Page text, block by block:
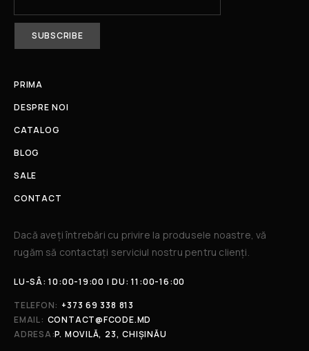
PRIMA
DESPRE NOI
CATALOG
BLOG
SALE
CONTACT
Dacă aveți întrebări cu privire la produsele noastre, vă
rugăm să contactați serviciul nostru pentru clienți.​
LU-SÂ: 10:00-19:00 | DU: 11:00-16:00
TELEFON: +373 69 338 813
EMAIL: CONTACT@FCODE.MD
ADRESA:P. MOVILĂ, 23, CHIȘINĂU